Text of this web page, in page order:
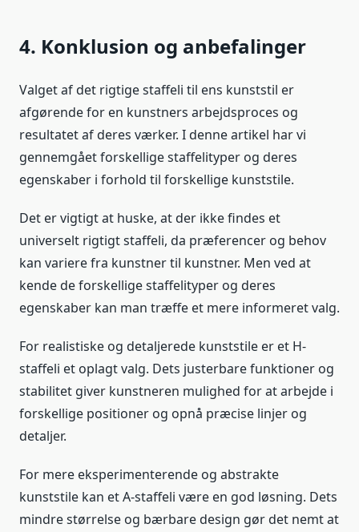
4. Konklusion og anbefalinger
Valget af det rigtige staffeli til ens kunststil er
afgørende for en kunstners arbejdsproces og
resultatet af deres værker. I denne artikel har vi
gennemgået forskellige staffelityper og deres
egenskaber i forhold til forskellige kunststile.
Det er vigtigt at huske, at der ikke findes et
universelt rigtigt staffeli, da præferencer og behov
kan variere fra kunstner til kunstner. Men ved at
kende de forskellige staffelityper og deres
egenskaber kan man træffe et mere informeret valg.
For realistiske og detaljerede kunststile er et H-
staffeli et oplagt valg. Dets justerbare funktioner og
stabilitet giver kunstneren mulighed for at arbejde i
forskellige positioner og opnå præcise linjer og
detaljer.
For mere eksperimenterende og abstrakte
kunststile kan et A-staffeli være en god løsning. Dets
mindre størrelse og bærbare design gør det nemt at